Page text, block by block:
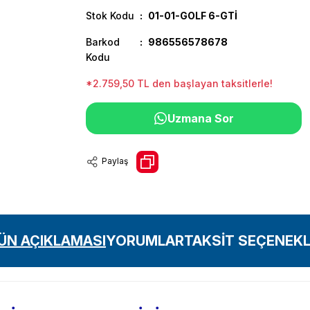
Stok Kodu 01-01-GOLF 6-GTİ
Barkod
Kodu
986556578678
*2.759,50 TL den başlayan taksitlerle!
Uzmana Sor
Paylaş
AÇIKLAMASIYORUMLARTAKSİT